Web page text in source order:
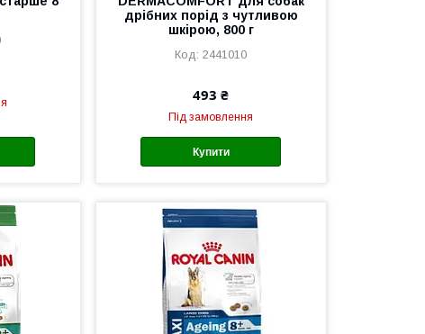
дрібних порід з чутливою
шкірою, 800 г
2441010
493 ₴
Під замовлення
Купити